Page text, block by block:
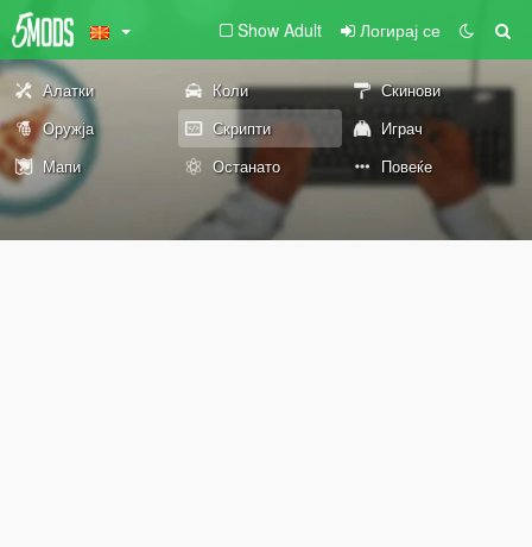
Show Adult Логирај се
Алатки Коли
Скинови
Оружја
Скрипти
Играч
Мапи
Останато Повеќе